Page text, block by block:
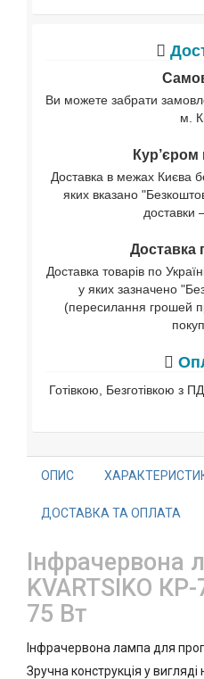
Ви можете забрати
м.
Доставка в межах Києва
яких вказано
доставки
Доставка
Доставка товарів по
у яких зазначено
(пересилання грошей
Готівкою, Безготівкою з
ОПИС
ДОСТАВКА ТА ОПЛАТА
Інфрачервона
KVARTSIKO
75 Вт
Інфрачервона лампа для
Зручна конструкція у вигляді